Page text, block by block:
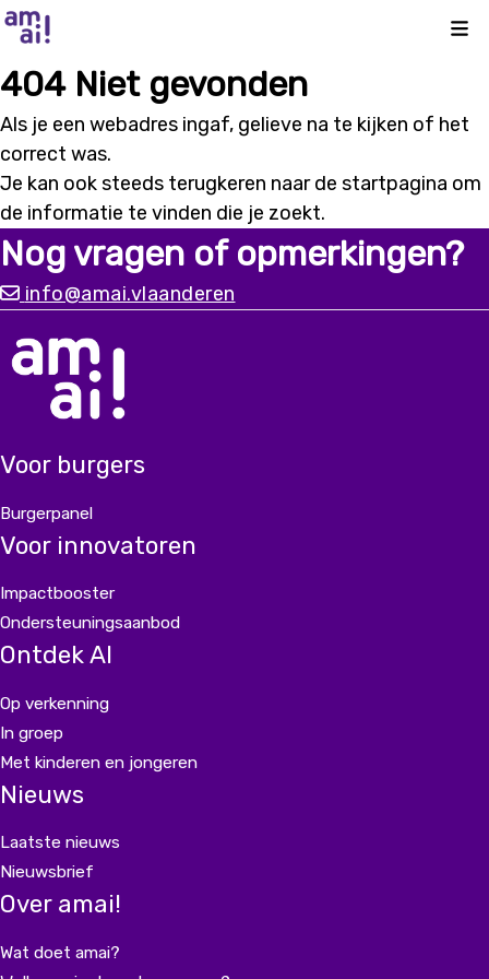
404 Niet gevonden
Als je een webadres ingaf, gelieve na te kijken of het
correct was.
Je kan ook steeds terugkeren naar de startpagina om
de informatie te vinden die je zoekt.
Nog vragen of opmerkingen?
info@amai.vlaanderen
Voor burgers
Burgerpanel
Voor innovatoren
Impactbooster
Ondersteuningsaanbod
Ontdek AI
Op verkenning
In groep
Met kinderen en jongeren
Nieuws
Laatste nieuws
Nieuwsbrief
Over amai!
Wat doet amai?